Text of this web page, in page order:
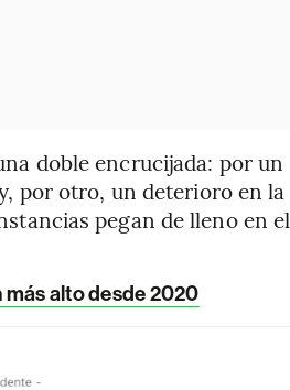
doble encrucijada: por un
por otro, un deterioro en la
pegan de lleno en el
alto desde 2020